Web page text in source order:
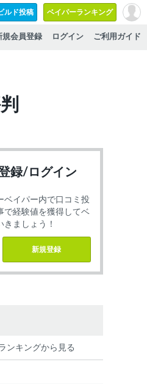
ルド投稿 ベイパーランキング
ご利用ガイド
ログイン
規会員登録
録/ログイン
ベイパー内で口コミ投
で経験値を獲得してベ
ましょう！
新規登録
ンキングから見る